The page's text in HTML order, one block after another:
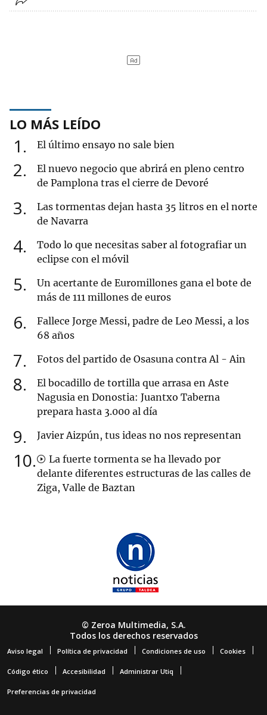
LO MÁS LEÍDO
1 El último ensayo no sale bien
2
El nuevo negocio que abrirá en pleno centro
de Pamplona tras el cierre de Devoré
3
Las tormentas dejan hasta 35 litros en el norte
de Navarra
4
Todo lo que necesitas saber al fotografiar un
eclipse con el móvil
5
Un acertante de Euromillones gana el bote de
más de 111 millones de euros
6
Fallece Jorge Messi, padre de Leo Messi, a los
68 años
7 Fotos del partido de Osasuna contra Al - Ain
8
El bocadillo de tortilla que arrasa en Aste
Nagusia en Donostia: Juantxo Taberna
prepara hasta 3.000 al día
9 Javier Aizpún, tus ideas no nos representan
10
La fuerte tormenta se ha llevado por
delante diferentes estructuras de las calles de
Ziga, Valle de Baztan
© Zeroa Multimedia, S.A.
Todos los derechos reservados
Aviso legal Política de privacidad Condiciones de uso Cookies
Código ético Accesibilidad Administrar Utiq
Preferencias de privacidad